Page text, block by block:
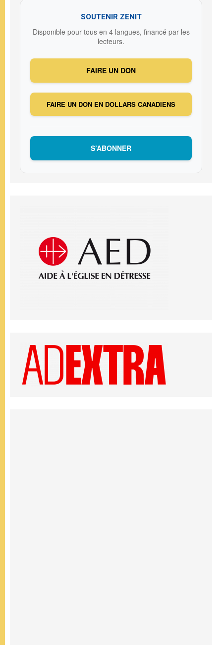
SOUTENIR ZENIT
Disponible pour tous en 4 langues, financé par les
lecteurs.
FAIRE UN DON
FAIRE UN DON EN DOLLARS CANADIENS
S’ABONNER